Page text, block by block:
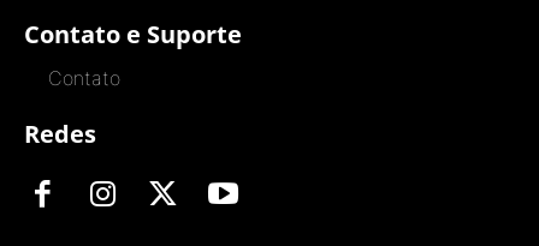
Contato e Suporte
Contato
Redes